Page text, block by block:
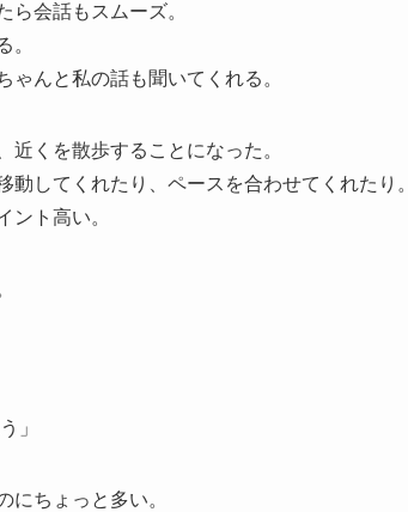
ら会話もスムーズ。
。
んと私の話も聞いてくれる。
くを散歩することになった。
してくれたり、ペースを合わせてくれたり。
ント高い。
」
にちょっと多い。